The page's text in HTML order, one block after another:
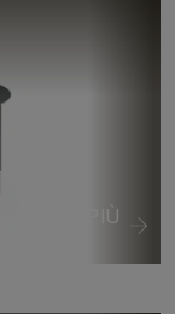
VEDI DI PIÙ